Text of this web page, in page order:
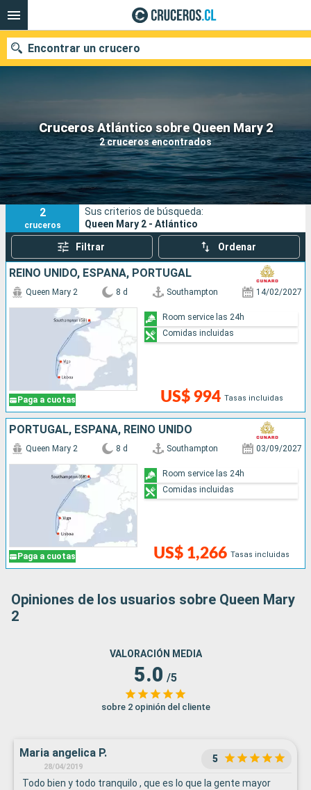
Cruceros Atlántico sobre Queen Mary 2
2 cruceros encontrados
Encontrar un crucero
Nuestros destinos
Fecha de salida
Puertos Compañías
Buscar
2
cruceros
Sus criterios de búsqueda:
Queen Mary 2 - Atlántico
Filtrar Ordenar
REINO UNIDO, ESPAÑA, PORTUGAL
Paga a cuotas
Queen Mary 2 8 d Southampton 14/02/2027
US$ 994 Tasas incluidas
Room service las 24h
Comidas incluidas
PORTUGAL, ESPAÑA, REINO UNIDO
Paga a cuotas
Queen Mary 2 8 d Southampton 03/09/2027
US$ 1,266 Tasas incluidas
Room service las 24h
Comidas incluidas
Opiniones de los usuarios sobre Queen Mary
2
VALORACIÓN MEDIA
5.0 /5
sobre 2 opinión del cliente
Maria angelica P.
28/04/2019
5
Todo bien y todo tranquilo , que es lo que la gente mayor